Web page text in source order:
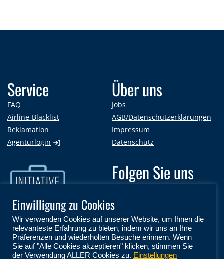
Service
FAQ
Airline-Blacklist
Reklamation
Agenturlogin
Über uns
Jobs
AGB/Datenschutzerklärungen
Impressum
Datenschutz
Folgen Sie uns
auf:
Einwilligung zu Cookies
Wir verwenden Cookies auf unserer Website, um Ihnen die
relevanteste Erfahrung zu bieten, indem wir uns an Ihre
Präferenzen und wiederholten Besuche erinnern. Wenn
Sie auf "Alle Cookies akzeptieren" klicken, stimmen Sie
der Verwendung ALLER Cookies zu. Einstellungen